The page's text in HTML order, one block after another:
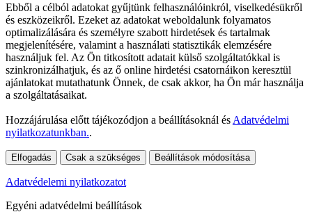
Ebből a célból adatokat gyűjtünk felhasználóinkról, viselkedésükről
és eszközeikről. Ezeket az adatokat weboldalunk folyamatos
optimalizálására és személyre szabott hirdetések és tartalmak
megjelenítésére, valamint a használati statisztikák elemzésére
használjuk fel. Az Ön titkosított adatait külső szolgáltatókkal is
szinkronizálhatjuk, és az ő online hirdetési csatornáikon keresztül
ajánlatokat mutathatunk Önnek, de csak akkor, ha Ön már használja
a szolgáltatásaikat.
Hozzájárulása előtt tájékozódjon a beállításoknál és Adatvédelmi
nyilatkozatunkban..
Elfogadás Csak a szükséges Beállítások módosítása
Adatvédelemi nyilatkozatot
Egyéni adatvédelmi beállítások